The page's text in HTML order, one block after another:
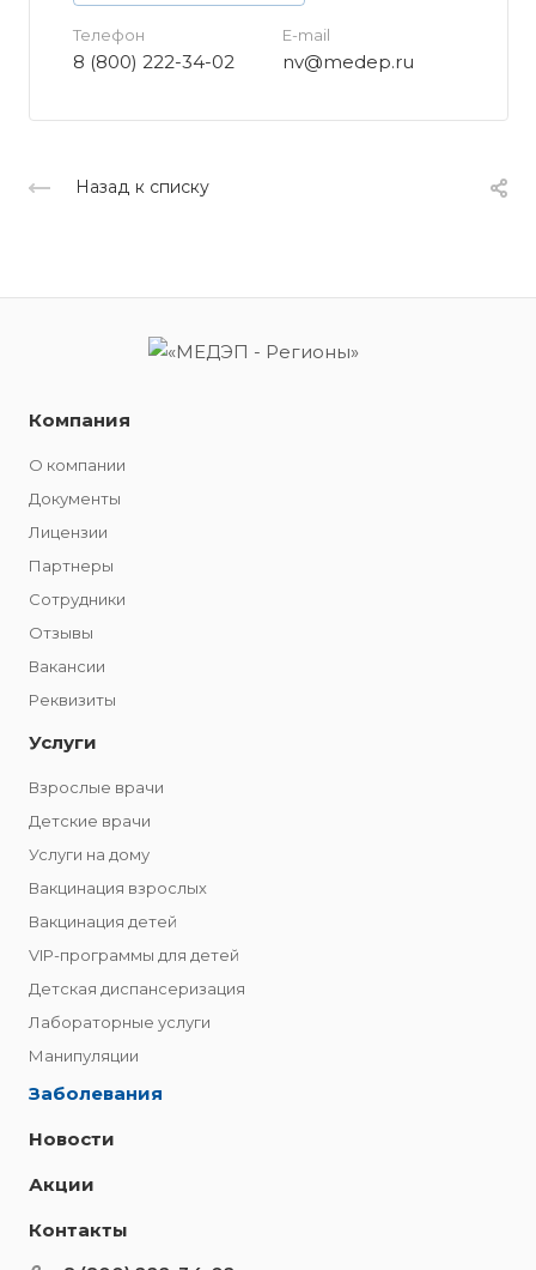
Телефон
8 (800) 222-34-02
E-mail
nv@medep.ru
Назад к списку
Компания
О компании
Документы
Лицензии
Партнеры
Сотрудники
Отзывы
Вакансии
Реквизиты
Услуги
Взрослые врачи
Детские врачи
Услуги на дому
Вакцинация взрослых
Вакцинация детей
VIP-программы для детей
Детская диспансеризация
Лабораторные услуги
Манипуляции
Заболевания
Новости
Акции
Контакты